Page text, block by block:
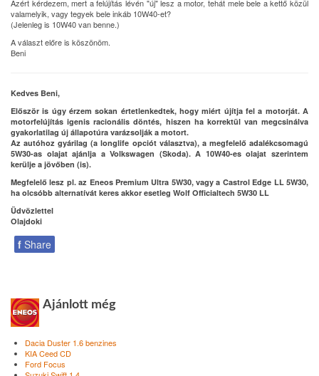
Azért kérdezem, mert a felújítás lévén "új" lesz a motor, tehát mele bele a kettő közül
valamelyik, vagy tegyek bele inkáb 10W40-et?
(Jelenleg is 10W40 van benne.)
A választ előre is köszönöm.
Beni
Kedves Beni,
Először is úgy érzem sokan értetlenkedtek, hogy miért újítja fel a motorját. A
motorfelújítás igenis racionális döntés, hiszen ha korrektül van megcsinálva
gyakorlatilag új állapotúra varázsolják a motort.
Az autóhoz gyárilag (a longlife opciót választva), a megfelelő adalékcsomagú
5W30-as olajat ajánlja a Volkswagen (Skoda). A 10W40-es olajat szerintem
kerülje a jövőben (is).
Megfelelő lesz pl. az Eneos Premium Ultra 5W30, vagy a Castrol Edge LL 5W30,
ha olcsóbb alternatívát keres akkor esetleg Wolf Officialtech 5W30 LL
Üdvözlettel
Olajdoki
f Share
Ajánlott még
Dacia Duster 1.6 benzines
KIA Ceed CD
Ford Focus